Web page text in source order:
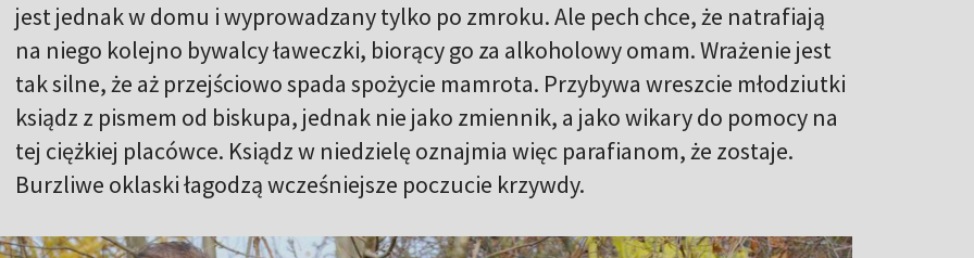
jest jednak w domu i wyprowadzany tylko po zmroku. Ale pech chce, że natrafiają
na niego kolejno bywalcy ławeczki, biorący go za alkoholowy omam. Wrażenie jest
tak silne, że aż przejściowo spada spożycie mamrota. Przybywa wreszcie młodziutki
ksiądz z pismem od biskupa, jednak nie jako zmiennik, a jako wikary do pomocy na
tej ciężkiej placówce. Ksiądz w niedzielę oznajmia więc parafianom, że zostaje.
Burzliwe oklaski łagodzą wcześniejsze poczucie krzywdy.